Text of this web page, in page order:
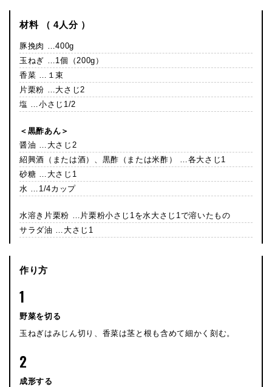
材料 （ 4人分 ）
豚挽肉 …400g
玉ねぎ …1個（200g）
香菜 …１束
片栗粉 …大さじ2
塩 …小さじ1/2
＜黒酢あん＞
醤油 …大さじ2
紹興酒（または酒）、黒酢（または米酢） …各大さじ1
砂糖 …大さじ1
水 …1/4カップ
水溶き片栗粉 …片栗粉小さじ1を水大さじ1で溶いたもの
サラダ油 …大さじ1
作り方
1
野菜を切る
玉ねぎはみじん切り、香菜は茎と根も含めて細かく刻む。
2
成形する